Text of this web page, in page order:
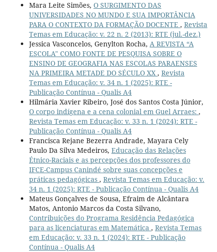
Mara Leite Simões, O SURGIMENTO DAS
UNIVERSIDADES NO MUNDO E SUA IMPORTÂNCIA
PARA O CONTEXTO DA FORMAÇÃO DOCENTE , Revista
Temas em Educação: v. 22 n. 2 (2013): RTE (jul.-dez.)
Jessica Vasconcelos, Genylton Rocha, A REVISTA “A
ESCOLA" COMO FONTE DE PESQUISA SOBRE O
ENSINO DE GEOGRAFIA NAS ESCOLAS PARAENSES
NA PRIMEIRA METADE DO SÉCULO XX , Revista
Temas em Educação: v. 34 n. 1 (2025): RTE -
Publicação Contínua - Qualis A4
Hilmária Xavier Ribeiro, José dos Santos Costa Júnior,
O corpo indígena e a cena colonial em Guel Arraes: ,
Revista Temas em Educação: v. 33 n. 1 (2024): RTE -
Publicação Contínua - Qualis A4
Francisca Rejane Bezerra Andrade, Mayara Cely
Paulo Da Silva Medeiros, Educação das Relações
Étnico-Raciais e as percepções dos professores do
IFCE-Campus Canindé sobre suas concepções e
práticas pedagógicas , Revista Temas em Educação: v.
34 n. 1 (2025): RTE - Publicação Contínua - Qualis A4
Mateus Gonçalves de Sousa, Efraim de Alcântara
Matos, Antonio Marcos da Costa Silvano,
Contribuições do Programa Residência Pedagógica
para as licenciaturas em Matemática , Revista Temas
em Educação: v. 33 n. 1 (2024): RTE - Publicação
Contínua - Qualis A4